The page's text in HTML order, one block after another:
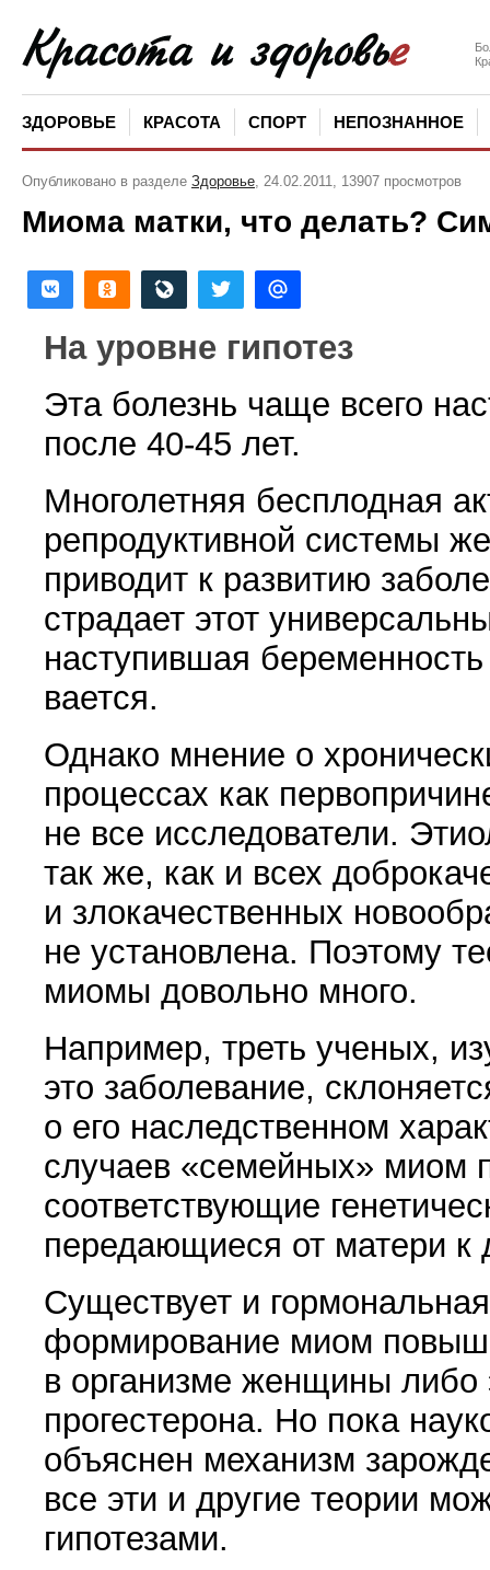
ЗДОРОВЬЕ КРАСОТА СПОРТ НЕПОЗНАННОЕ
Опубликовано в разделе Здоровье, 24.02.2011, 13907 просмотров
Миома матки, что делать?
На уровне гипотез
Эта болезнь чаще всего
после 40-45 лет.
Многолетняя бесплодная
репродуктивной системы
приводит к развитию
страдает этот
наступившая
вается.
Однако мнение о
процессах как
не все исследователи.
так же, как и всех
и злокачественных
не уста­новлена. Поэтому
миомы довольно много.
Например, треть ученых,
это заболевание,
о его наследственном
случаев «семейных» миом
соответствующие
передающиеся от матери к
Существует и
формирование миом
в организме женщины либо
прогестерона. Но пока
объяснен меха­низм
все эти и другие теории
гипотезами.